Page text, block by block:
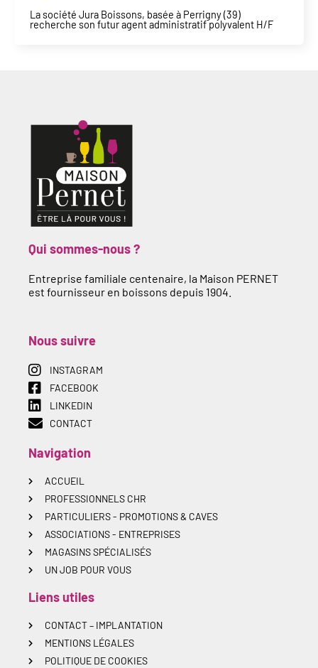
La société Jura Boissons, basée à Perrigny (39)
recherche son futur agent administratif polyvalent H/F
Qui sommes-nous ?
Entreprise familiale centenaire, la Maison PERNET
est fournisseur en boissons depuis 1904.
Nous suivre
INSTAGRAM
FACEBOOK
LINKEDIN
CONTACT
Navigation
ACCUEIL
PROFESSIONNELS CHR
PARTICULIERS - PROMOTIONS & CAVES
ASSOCIATIONS - ENTREPRISES
MAGASINS SPÉCIALISÉS
UN JOB POUR VOUS
Liens utiles
CONTACT – IMPLANTATION
MENTIONS LÉGALES
POLITIQUE DE COOKIES